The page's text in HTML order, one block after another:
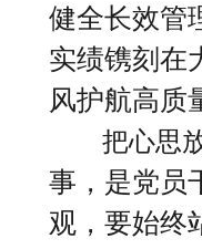
健全长效管
实绩镌刻在
风护航高质
把心思
事，是党员
观，要始终